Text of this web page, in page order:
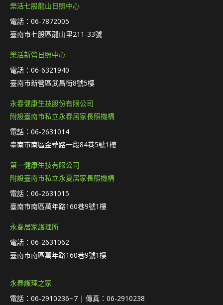
樂活七股龍山日照中心
電話：06-7872005
臺南市七股區龍山里211-33號
樂活新營日照中心
電話：06-6321940
臺南市新營區武昌街8號5樓
永春健康生技股份有限公司
附設臺南市私立永春居家長照機構
電話：06-2631014
臺南市南區金華路一段84巷5號1樓
第一健康生技有限公司
附設臺南市私立永夏居家長照機構
電話：06-2631015
臺南市南區萬年路160巷9號1樓
永春居家護理所
電話：06-2631062
臺南市南區萬年路160巷9號1樓
永春護理之家
電話：06-2910236~7 | 傳真：06-2910238